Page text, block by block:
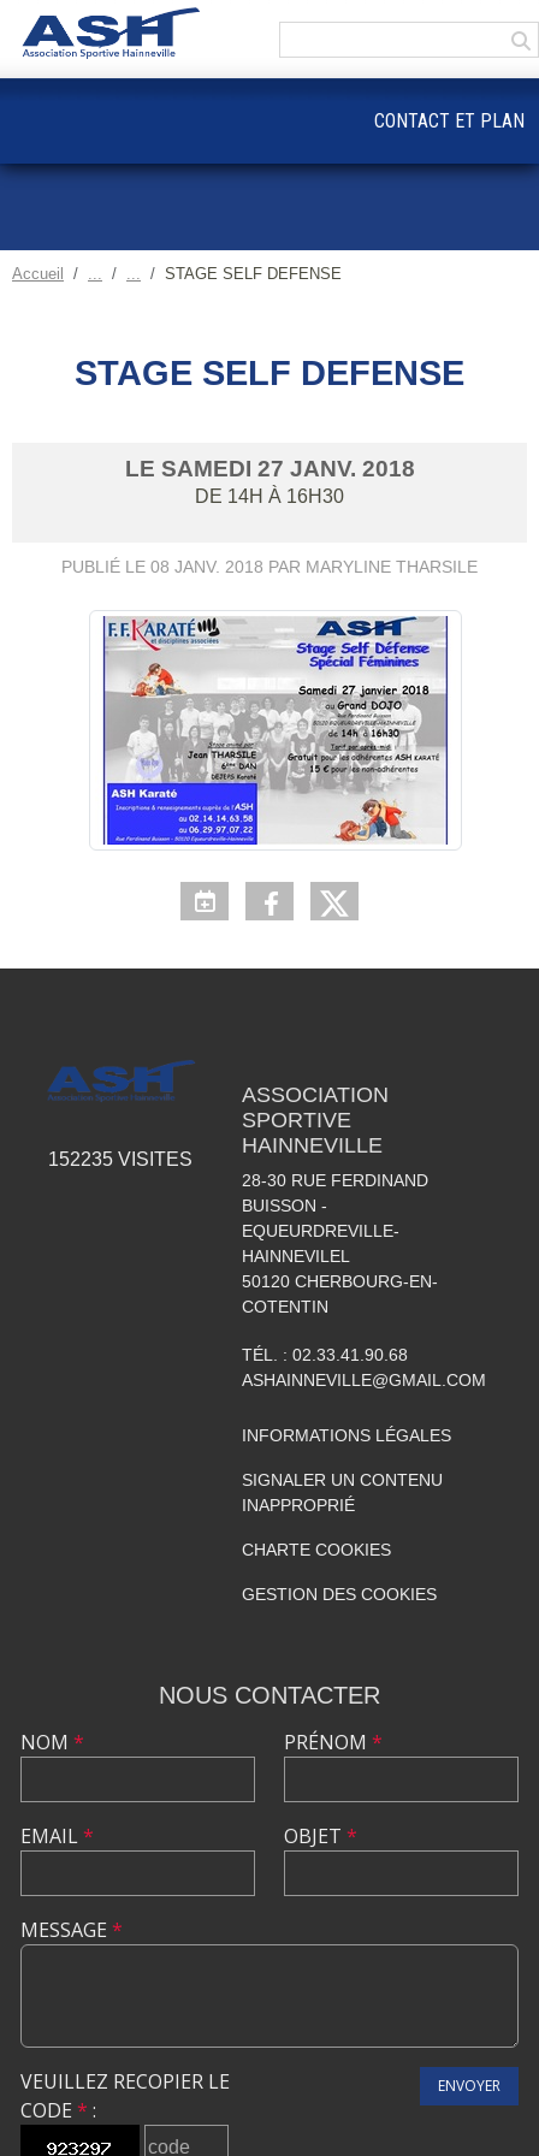
Accueil STAGE SELF DEFENSE
STAGE SELF DEFENSE
LE SAMEDI 27 JANV. 2018
DE 14H À 16H30
PUBLIÉ LE 08 JANV. 2018 PAR MARYLINE THARSILE
CONTACT ET PLAN
152235 VISITES
ASSOCIATION
SPORTIVE
HAINNEVILLE
28-30 RUE FERDINAND
BUISSON -
EQUEURDREVILLE-
HAINNEVILEL
50120 CHERBOURG-EN-
COTENTIN
TÉL. : 02.33.41.90.68
ASHAINNEVILLE@GMAIL.COM
INFORMATIONS LÉGALES
SIGNALER UN CONTENU
INAPPROPRIÉ
CHARTE COOKIES
GESTION DES COOKIES
NOUS CONTACTER
NOM *
EMAIL*
PRÉNOM *
OBJET *
MESSAGE *
VEUILLEZ RECOPIER LE
CODE * :
ENVOYER
Panneau de gestion des cookies